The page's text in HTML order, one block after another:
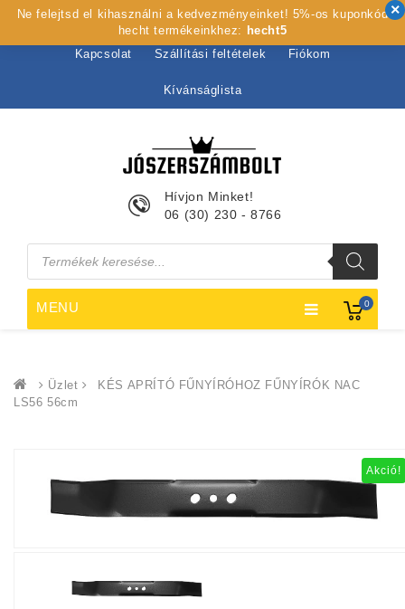
Kezdőlap Rólunk Webshop Szolgáltatások
Kapcsolat Szállítási feltételek Fiókom
Kívánságlista
0
Hívjon Minket!
06 (30) 230 - 8766
Products
search
MENU
Üzlet
KÉS APRÍTÓ FŰNYÍRÓHOZ FŰNYÍRÓK NAC
LS56 56cm
Akció!
Ne felejtsd el kihasználni a kedvezményeinket! 5%-os kuponkód
hecht termékeinkhez: hecht5